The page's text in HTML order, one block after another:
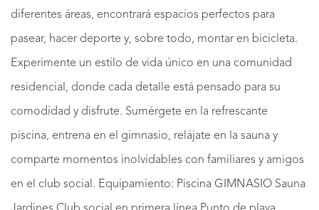
diferentes áreas, encontrará espacios perfectos para
pasear, hacer deporte y, sobre todo, montar en bicicleta.
Experimente un estilo de vida único en una comunidad
residencial, donde cada detalle está pensado para su
comodidad y disfrute. Sumérgete en la refrescante
piscina, entrena en el gimnasio, relájate en la sauna y
comparte momentos inolvidables con familiares y amigos
en el club social. Equipamiento: Piscina GIMNASIO Sauna